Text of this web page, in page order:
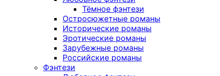
Тёмное фэнтези
Остросюжетные романы
Исторические романы
Эротические романы
Зарубежные романы
Российские романы
Фэнтези